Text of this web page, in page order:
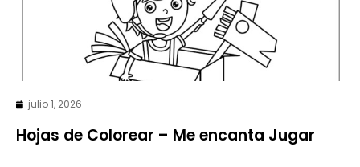
julio 1, 2026
Hojas de Colorear – Me encanta Jugar